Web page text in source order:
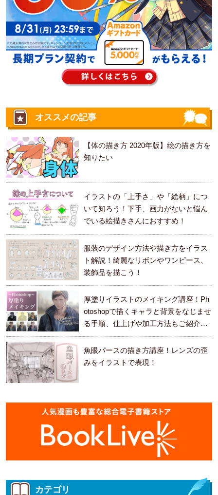
オススメの記事
【体の描き方 2020年版】絵の描き方を
知りたい
イラストの「上手さ」や「絵柄」につ
いて知ろう！下手、画力がないと悩ん
でいる絵描きさんにおすすめ！
服装のデザイン方法や描き方をイラス
ト解説！綺麗なリボンやワンピース、
装飾品を描こう！
厚塗りイラストのメイキング講座！Ph
otoshopで描くキャラと背景をなじませ
る手順、仕上げや加工方法もご紹介し
ます。
魚眼パースの描き方講座！レンズの歪
みをイラストで表現！
カテゴリ